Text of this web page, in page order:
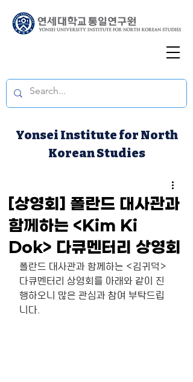
Yonsei Institute for North
Korean Studies
[상영회] 폴란드 대사관과
함께하는 <Kim Ki
Dok> 다큐멘터리 상영회
폴란드 대사관과 함께하는 <김귀덕>
다큐멘터리 상영회를 아래와 같이 진
행하오니 많은 관심과 참여 부탁드립
니다.